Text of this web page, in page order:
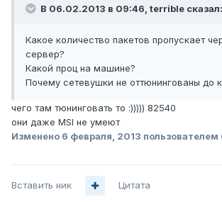
В 06.02.2013 в 09:46, terrible сказал:
Какое количество пакетов пропускает
сервер?
Какой проц на машине?
Почему сетевушки не оттюнингованы до
чего там тюнинговать то :))))) 82540
они даже MSI не умеют
Изменено 6 февраля, 2013
Вставить ник Цитата